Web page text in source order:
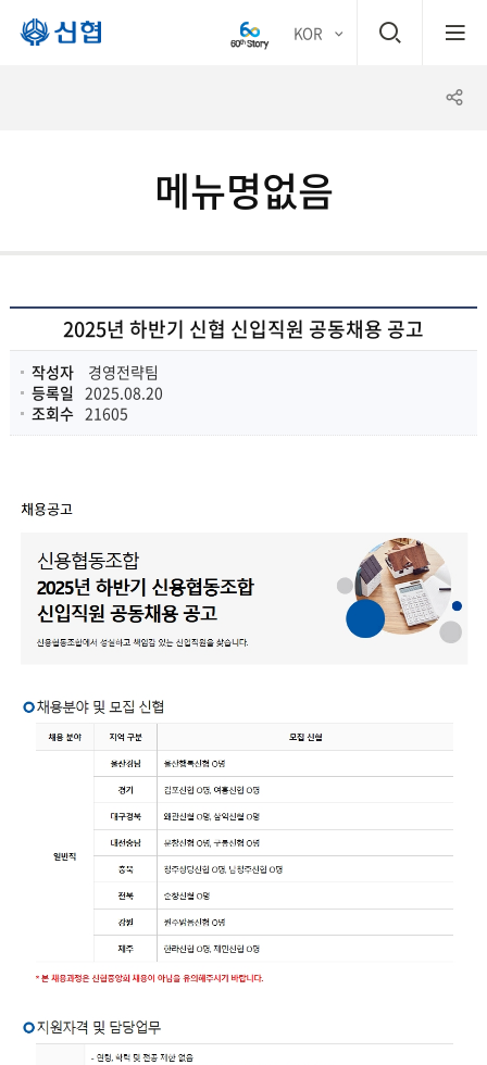
평생
KOR
검
메뉴명없음
2025년 하반기 신협 신입직원 공동채용 공고
작성자
경영전략팀
등록일 2025.08.20
조회수 21605